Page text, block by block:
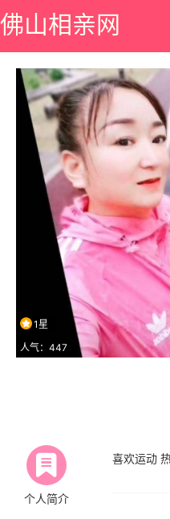
佛山相亲网
1星
人气：447
个人简介
喜欢运动